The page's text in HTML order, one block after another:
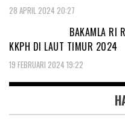
28 APRIL 2024 20:27
BAKAMLA RI
KKPH DI LAUT TIMUR 2024
19 FEBRUARI 2024 19:22